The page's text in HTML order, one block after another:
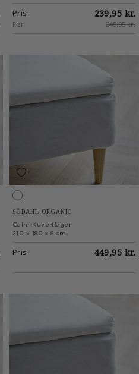
Pris 239,95 kr.
Før 349,95 kr.
White
SÖDAHL ORGANIC
Calm Kuvertlagen
210 x 180 x 8 cm
Pris 449,95 kr.